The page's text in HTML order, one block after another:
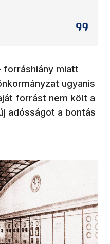
forráshiány miatt
ugyanis
forrást nem költ a
adósságot a bontás